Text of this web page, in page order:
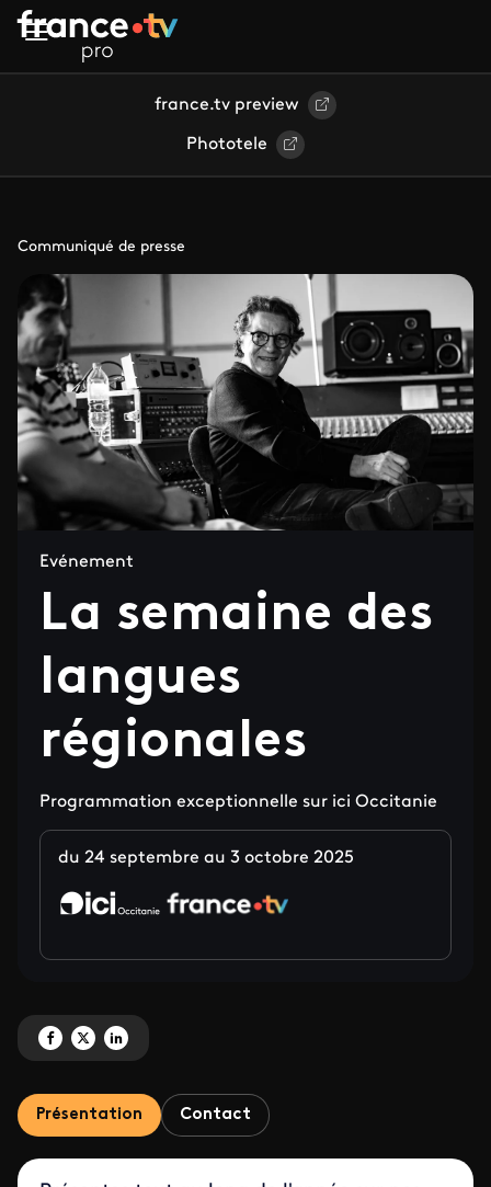
Aller au contenu principal
france.tv preview
Phototele
Communiqué de presse
Evénement
La semaine des
langues
régionales
Programmation exceptionnelle sur ici Occitanie
du 24 septembre au 3 octobre 2025
Partagez 'La semaine des langues régionales' sur Facebook
Partagez 'La semaine des langues régionales' sur X
Partagez 'La semaine des langues régionales' sur LinkedIn
Présentation Contact